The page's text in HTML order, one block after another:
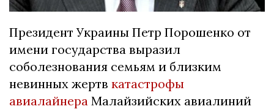
Президент Украины Петр Порошенко от
имени государства выразил
соболезнования семьям и близким
невинных жертв катастрофы
авиалайнера Малайзийских авиалиний